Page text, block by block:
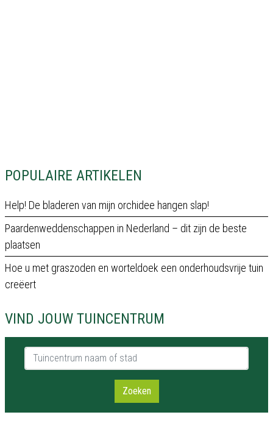
POPULAIRE ARTIKELEN
Help! De bladeren van mijn orchidee hangen slap!
Paardenweddenschappen in Nederland – dit zijn de beste
plaatsen
Hoe u met graszoden en worteldoek een onderhoudsvrije tuin
creëert
VIND JOUW TUINCENTRUM
Tuincentrum naam of stad
Zoeken